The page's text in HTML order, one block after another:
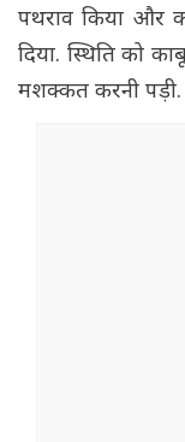
पथराव किया और
दिया. स्थिति को
मशक्कत करनी पड़ी.